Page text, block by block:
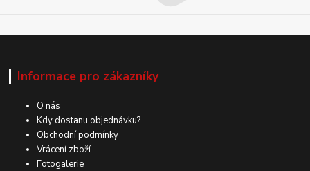
Informace pro zákazníky
O nás
Kdy dostanu objednávku?
Obchodní podmínky
Vrácení zboží
Fotogalerie